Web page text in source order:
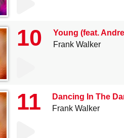
10
Young (feat.
Frank Walker
11
Dancing In The
Frank Walker